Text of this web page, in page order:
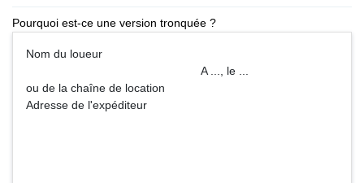
Pourquoi est-ce une version tronquée ?
Nom du loueur
A ..., le ...
ou de la chaîne de location
Adresse de l'expéditeur